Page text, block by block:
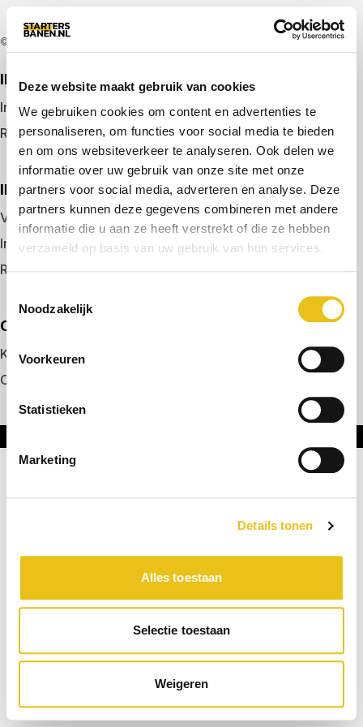
Deze website maakt gebruik van cookies
We gebruiken cookies om content en advertenties te
personaliseren, om functies voor social media te bieden
en om ons websiteverkeer te analyseren. Ook delen we
informatie over uw gebruik van onze site met onze
partners voor social media, adverteren en analyse. Deze
partners kunnen deze gegevens combineren met andere
informatie die u aan ze heeft verstrekt of die ze hebben
verzameld op basis van uw gebruik van hun services.
Noodzakelijk
Voorkeuren
Statistieken
Marketing
Details tonen
Alles toestaan
Selectie toestaan
Weigeren
© 2026 door startersbanen.nl
IK ZOEK EEN BAAN
Inloggen
Registreren
IK BEN WERKGEVER
Vacature plaatsen
Inloggen
Registreren
OVER ONS
Kennismaken met MELON
Contact